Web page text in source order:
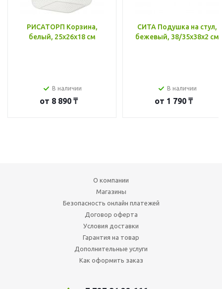
РИСАТОРП Корзина,
белый, 25x26x18 см
В наличии
от 8 890 ₸
СИТА Подушка на стул,
бежевый, 38/35x38x2 см
В наличии
от 1 790 ₸
О компании
Магазины
Безопасность онлайн платежей
Договор оферта
Условия доставки
Гарантия на товар
Дополнительные услуги
Как оформить заказ